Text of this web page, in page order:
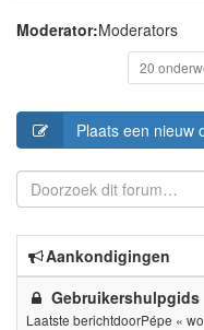
Moderator:Moderators
20
Plaats een nieuw
Aankondigingen
Gebruikershulpgids
Laatste berichtdoorPépe «